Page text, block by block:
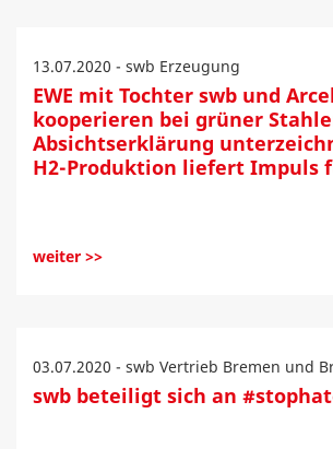
13.07.2020 - swb Erzeugung
EWE mit Tochter swb und
kooperieren bei grüner
Absichtserklärung
H2-Produktion liefert Impuls
weiter >>
03.07.2020 - swb Vertrieb Bremen und
swb beteiligt sich an